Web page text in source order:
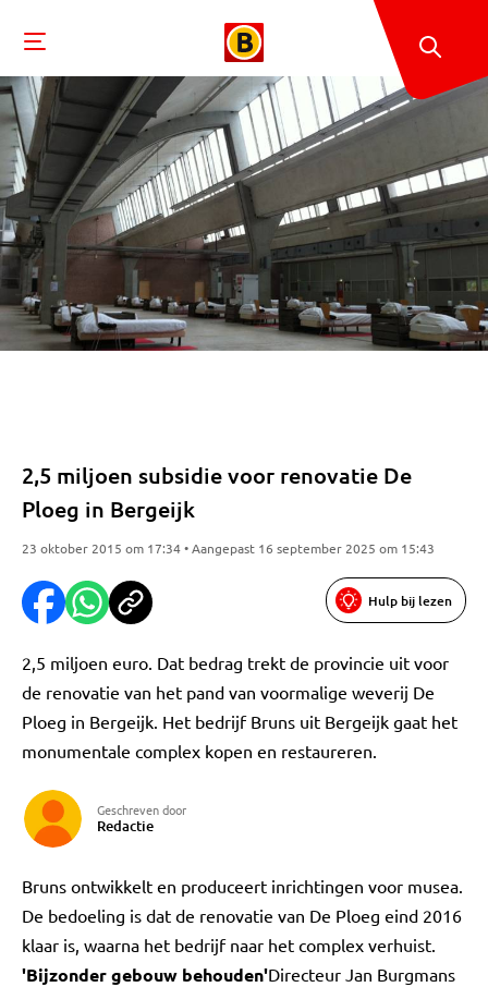
2,5 miljoen subsidie voor renovatie De
Ploeg in Bergeijk
23 oktober 2015 om 17:34 • Aangepast 16 september 2025 om 15:43
Hulp bij lezen
2,5 miljoen euro. Dat bedrag trekt de provincie uit voor
de renovatie van het pand van voormalige weverij De
Ploeg in Bergeijk. Het bedrijf Bruns uit Bergeijk gaat het
monumentale complex kopen en restaureren.
Geschreven door
Redactie
Bruns ontwikkelt en produceert inrichtingen voor musea.
De bedoeling is dat de renovatie van De Ploeg eind 2016
klaar is, waarna het bedrijf naar het complex verhuist.
'Bijzonder gebouw behouden'Directeur Jan Burgmans